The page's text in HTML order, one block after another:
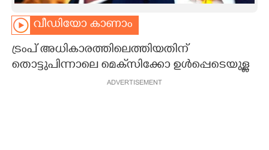
ASTRO
CARTOONS
വീഡിയോ കാണാം
ട്രംപ് അധികാരത്തിലെത്തിയതിന്
തൊട്ടുപിന്നാലെ മെക്‌സിക്കോ ഉൾപ്പെടെയുള്ള
ADVERTISEMENT